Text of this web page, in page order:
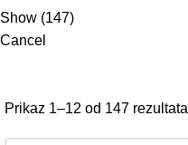
Show (147)
Cancel
Prikaz 1–12 od 147 rezultata